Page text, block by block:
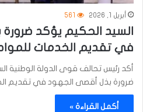
أبريل 1, 2026 561
السيد الحكيم يؤكد
في تقديم الخدمات
أكد رئيس تحالف قوى الدولة الوطنية
ضرورة بذل أقصى الجهود في تقديم
أكمل القراءة »